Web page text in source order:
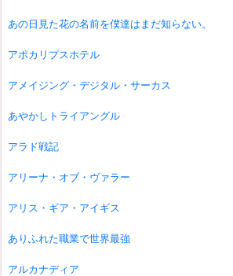
あの日見た花の名前を僕達はまだ知らない。
アポカリプスホテル
アメイジング・デジタル・サーカス
あやかしトライアングル
アラド戦記
アリーナ・オブ・ヴァラー
アリス・ギア・アイギス
ありふれた職業で世界最強
アルカナディア